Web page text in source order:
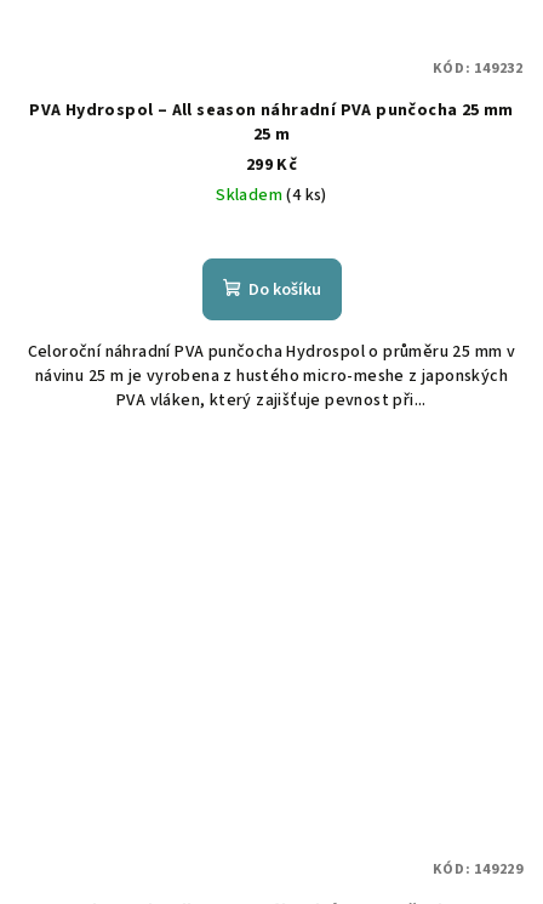
PVA Hydrospol – All season náhradní PVA punčocha 25 mm
25 m
299 Kč
Skladem(4 ks)
Do košíku
Celoroční náhradní PVA punčocha Hydrospol o průměru 25 mm v
návinu 25 m je vyrobena z hustého micro-meshe z japonských
PVA vláken, který zajišťuje pevnost při...
KÓD: 149232
KÓD: 149229